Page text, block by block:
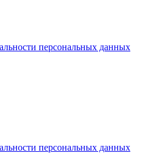
персональных данных
персональных данных